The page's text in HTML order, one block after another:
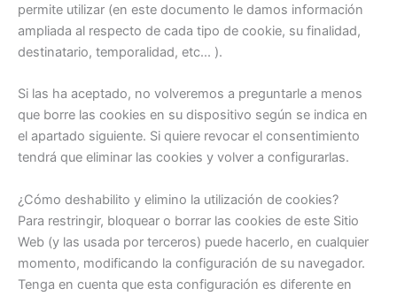
permite utilizar (en este documento le damos información
ampliada al respecto de cada tipo de cookie, su finalidad,
destinatario, temporalidad, etc... ).
Si las ha aceptado, no volveremos a preguntarle a menos
que borre las cookies en su dispositivo según se indica en
el apartado siguiente. Si quiere revocar el consentimiento
tendrá que eliminar las cookies y volver a configurarlas.
¿Cómo deshabilito y elimino la utilización de cookies?
Para restringir, bloquear o borrar las cookies de este Sitio
Web (y las usada por terceros) puede hacerlo, en cualquier
momento, modificando la configuración de su navegador.
Tenga en cuenta que esta configuración es diferente en